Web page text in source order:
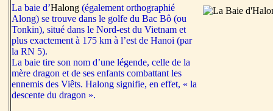
La baie d’Halong (également orthographié
Along) se trouve dans le golfe du Bac Bô (ou
Tonkin), situé dans le Nord-est du Vietnam et
plus exactement à 175 km à l’est de Hanoi (par
la RN 5).
La baie tire son nom d’une légende, celle de la
mère dragon et de ses enfants combattant les
ennemis des Viêts. Halong signifie, en effet, « la
descente du dragon ».